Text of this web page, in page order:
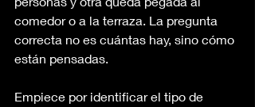
comedor o a la terraza. La pregunta
correcta no es cuántas hay, sino cómo
están pensadas.
Empiece por identificar el tipo de